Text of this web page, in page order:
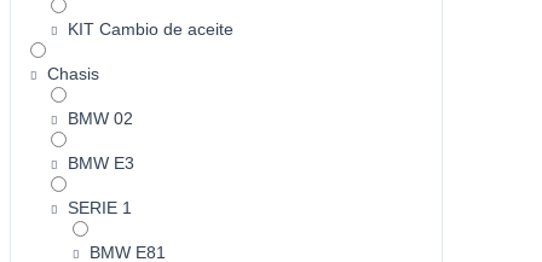
KIT Cambio de aceite
Chasis
BMW 02
BMW E3
SERIE 1
BMW E81